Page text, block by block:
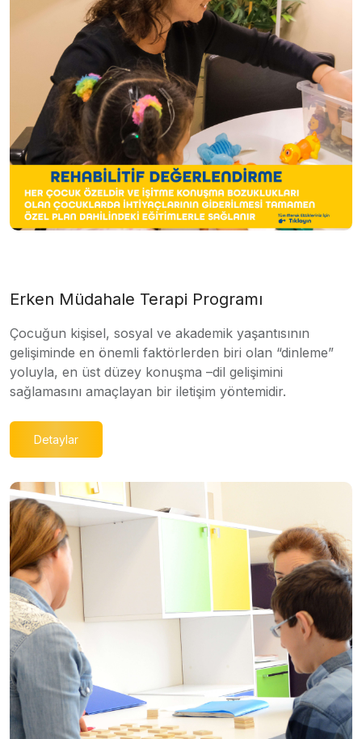
Erken Müdahale Terapi Programı
Çocuğun kişisel, sosyal ve akademik yaşantısının
gelişiminde en önemli faktörlerden biri olan “dinleme”
yoluyla, en üst düzey konuşma –dil gelişimini
sağlamasını amaçlayan bir iletişim yöntemidir.
Detaylar